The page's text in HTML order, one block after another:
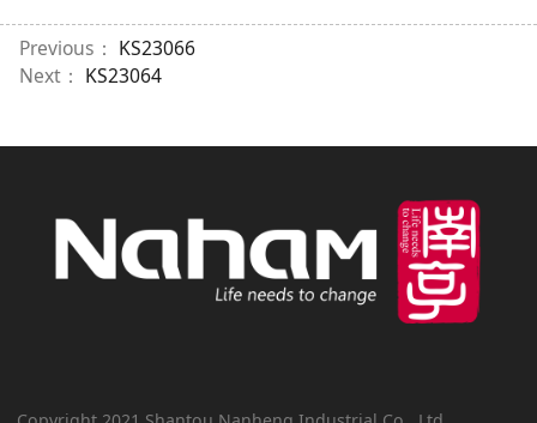
Previous： KS23066
Next： KS23064